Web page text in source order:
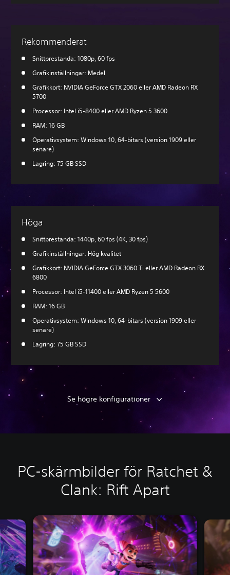
Rekommenderat
Snittprestanda: 1080p, 60 fps
Grafikinställningar: Medel
Grafikkort: NVIDIA GeForce GTX 2060 eller AMD Radeon RX
5700
Processor: Intel i5-8400 eller AMD Ryzen 5 3600
RAM: 16 GB
Operativsystem: Windows 10, 64-bitars (version 1909 eller
senare)
Lagring: 75 GB SSD
Höga
Snittprestanda: 1440p, 60 fps (4K, 30 fps)
Grafikinställningar: Hög kvalitet
Grafikkort: NVIDIA GeForce GTX 3060 Ti eller AMD Radeon RX
6800
Processor: Intel i5-11400 eller AMD Ryzen 5 5600
RAM: 16 GB
Operativsystem: Windows 10, 64-bitars (version 1909 eller
senare)
Lagring: 75 GB SSD
Se högre konfigurationer
PC-skärmbilder för Ratchet &
Clank: Rift Apart